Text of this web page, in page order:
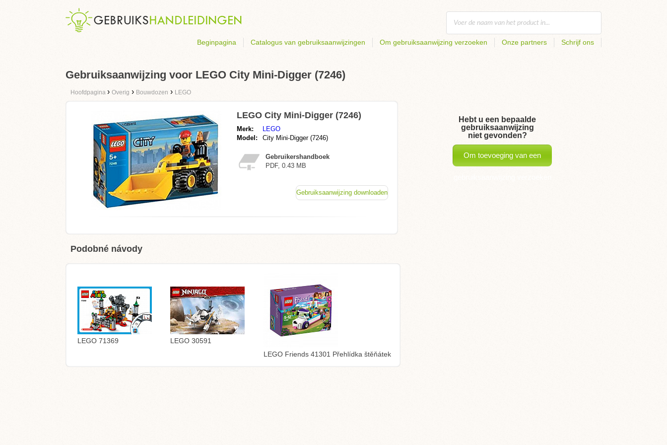
Beginpagina Catalogus van gebruiksaanwijzingen Om gebruiksaanwijzing verzoeken Onze partners Schrijf ons
Gebruiksaanwijzing voor LEGO City Mini-Digger (7246)
Hoofdpagina › Overig › Bouwdozen › LEGO
LEGO City Mini-Digger (7246)
Merk:
LEGO
Model:
City Mini-Digger (7246)
Gebruikershandboek
PDF, 0.43 MB
Gebruiksaanwijzing downloaden
Podobné návody
LEGO 71369
LEGO 30591
LEGO Friends 41301 Přehlídka štěňátek
Hebt u een bepaalde
gebruiksaanwijzing
niet gevonden?
Om toevoeging van een